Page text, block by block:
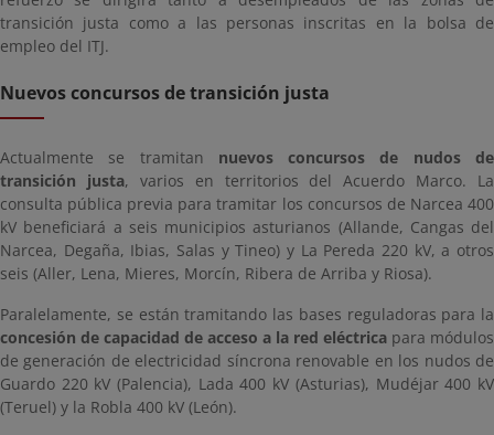
transición justa como a las personas inscritas en la bolsa de
empleo del ITJ.
Nuevos concursos de transición justa
Actualmente se tramitan nuevos concursos de nudos de
transición justa, varios en territorios del Acuerdo Marco. La
consulta pública previa para tramitar los concursos de Narcea 400
kV beneficiará a seis municipios asturianos (Allande, Cangas del
Narcea, Degaña, Ibias, Salas y Tineo) y La Pereda 220 kV, a otros
seis (Aller, Lena, Mieres, Morcín, Ribera de Arriba y Riosa).
Paralelamente, se están tramitando las bases reguladoras para la
concesión de capacidad de acceso a la red eléctrica para módulos
de generación de electricidad síncrona renovable en los nudos de
Guardo 220 kV (Palencia), Lada 400 kV (Asturias), Mudéjar 400 kV
(Teruel) y la Robla 400 kV (León).